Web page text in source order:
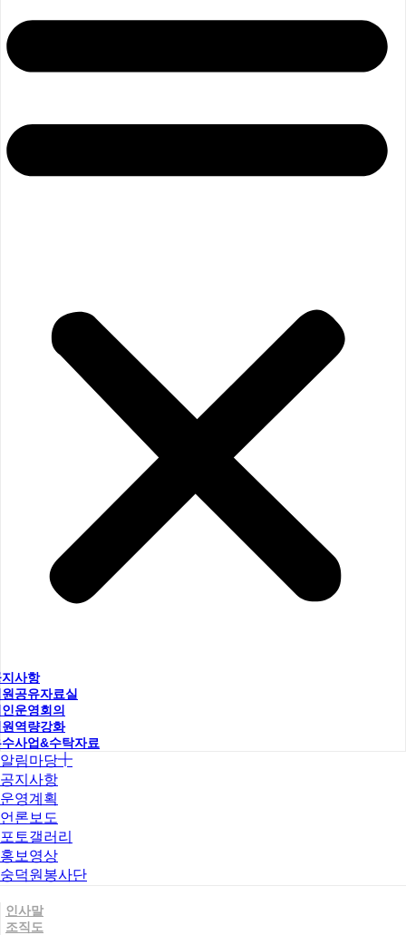
사항
공유자료실
운영회의
역량강화
사업&수탁자료
알림마당
공지사항
운영계획
언론보도
포토갤러리
홍보영상
숭덕원봉사단
인사말
조직도